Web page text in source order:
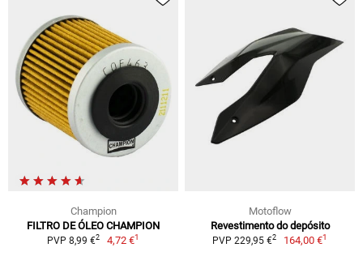
Champion
FILTRO DE ÓLEO CHAMPION
PVP 8,99 €2 4,72 €1
Motoflow
Revestimento do depósito
PVP 229,95 €2 164,00 €1